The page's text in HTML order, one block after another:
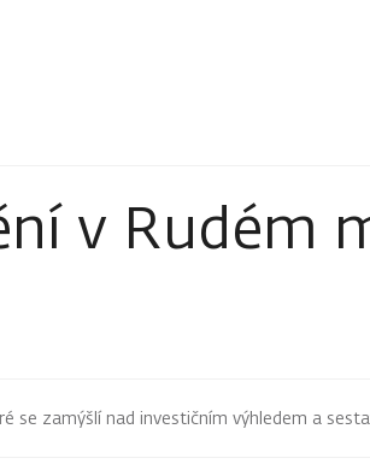
v Rudém
se zamýšlí nad investičním výhledem a